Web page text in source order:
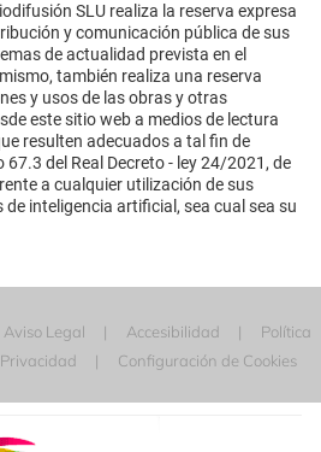
SLU realiza la reserva expresa
y comunicación pública de sus
de actualidad prevista en el
también realiza una reserva
y usos de las obras y otras
este sitio web a medios de lectura
resulten adecuados a tal fin de
del Real Decreto - ley 24/2021, de
a cualquier utilización de sus
inteligencia artificial, sea cual sea su
Aviso Legal Accesibilidad
Política
Configuración de Cookies